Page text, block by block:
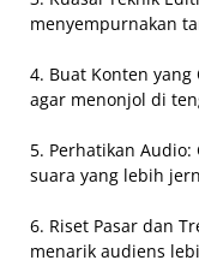
menyempurnakan
4. Buat Konten
agar menonjol di
5. Perhatikan
suara yang lebih
6. Riset Pasar dan
menarik audiens